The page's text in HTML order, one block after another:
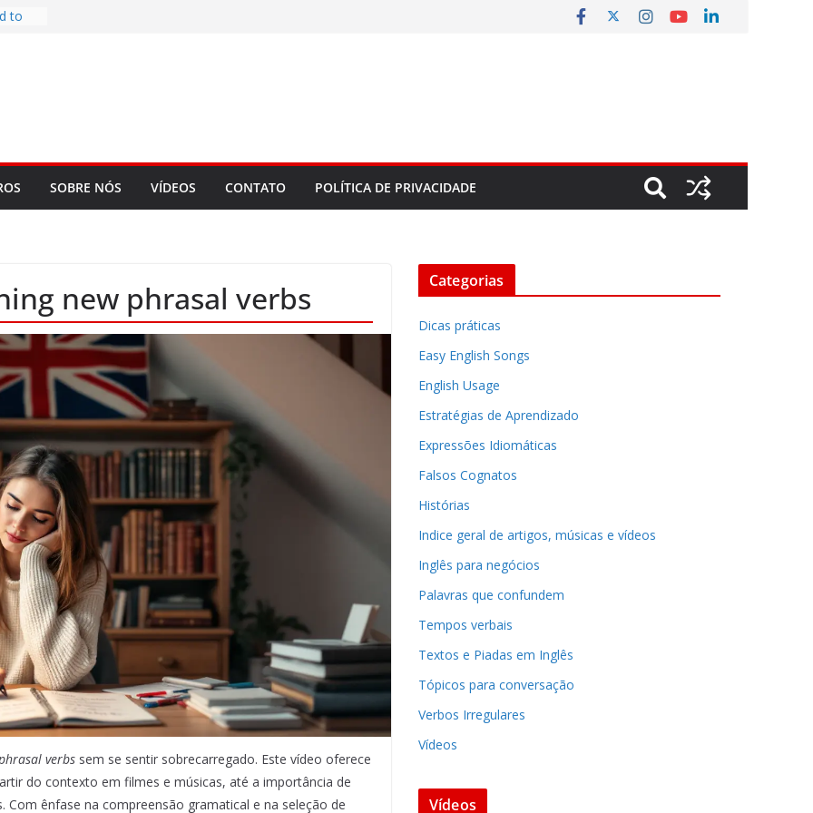
to
SOBRE NÓS VÍDEOS CONTATO POLÍTICA DE PRIVACIDADE
new phrasal verbs
verbs sem se sentir sobrecarregado. Este vídeo oferece
do contexto em filmes e músicas, até a importância de
Com ênfase na compreensão gramatical e na seleção de
Categorias
Dicas práticas
Easy English Songs
English Usage
Estratégias de Aprendizado
Expressões Idiomáticas
Falsos Cognatos
Histórias
Indice geral de artigos, músicas e vídeos
Inglês para negócios
Palavras que confundem
Tempos verbais
Textos e Piadas em Inglês
Tópicos para conversação
Verbos Irregulares
Vídeos
Vídeos